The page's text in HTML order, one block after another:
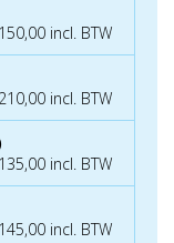
incl. BTW
incl. BTW
incl. BTW
incl. BTW